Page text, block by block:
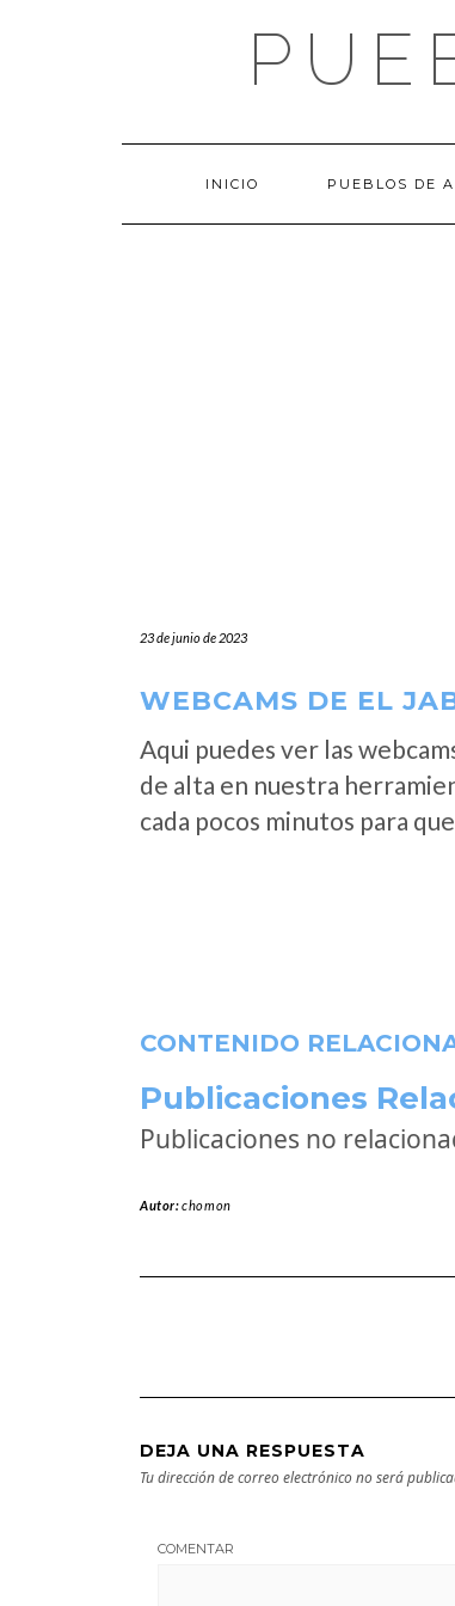
INICIO PUEBLOS DE
23 de junio de 2023
WEBCAMS DE EL
Aqui puedes ver las
de alta en nuestra
cada pocos minutos para
CONTENIDO
Publicaciones
Publicaciones no
Autor:chomon
DEJA UNA RESPUESTA
Tu dirección de correo electrónico no será
COMENTAR